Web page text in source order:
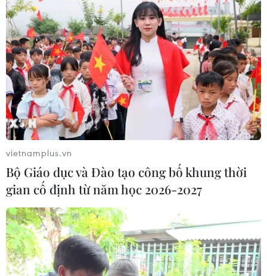
Mỹ có thể khiến châu Âu chịu tác
động ngược
05/08/2026 04:58
EU tuyên bố vượt qua “phép thử” an
ninh biên giới sau khủng hoảng
Ceuta
05/08/2026 00:37
Nga và Ukraine tiếp tục tấn
công qua lại, thương vong không
ngừng gia tăng
04/08/2026 15:54
Pháp ghi nhận tháng 7 nóng nhất
trong lịch sử
vietnamplus.vn
Bộ Giáo dục và Đào tạo công bố khung thời
gian cố định từ năm học 2026-2027